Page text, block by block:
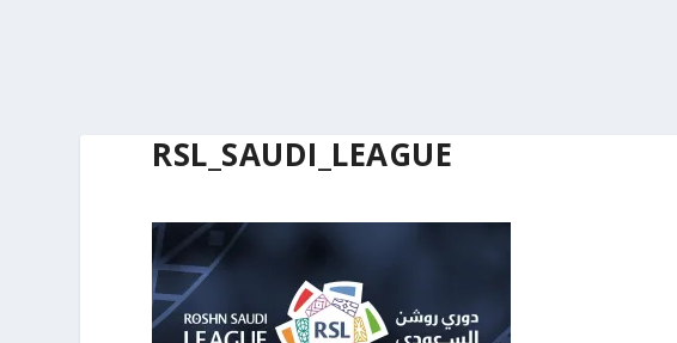
RSL_SAUDI_LEAGUE